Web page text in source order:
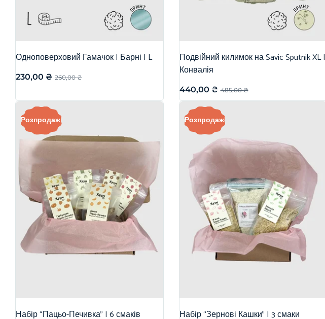
Одноповерховий Гамачок | Барні | L
260,00₴
230,00 ₴
Подвійний килимок на Savic Sputnik XL |
Конвалія
485,00₴
440,00 ₴
Розпродаж!
Набір “Пацьо-Печивка” | 6 смаків
Розпродаж!
Набір “Зернові Кашки” | 3 смаки